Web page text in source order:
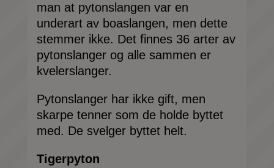
man at pytonslangen var en
underart av boaslangen, men dette
stemmer ikke. Det finnes 36 arter av
pytonslanger og alle sammen er
kvelerslanger.
Pytonslanger har ikke gift, men
skarpe tenner som de holde byttet
med. De svelger byttet helt.
Tigerpyton